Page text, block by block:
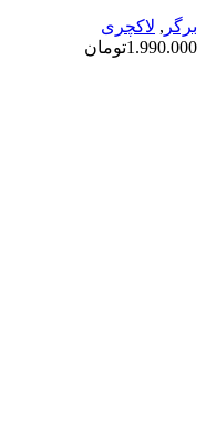
برگر , لاکچری
1.990.000تومان